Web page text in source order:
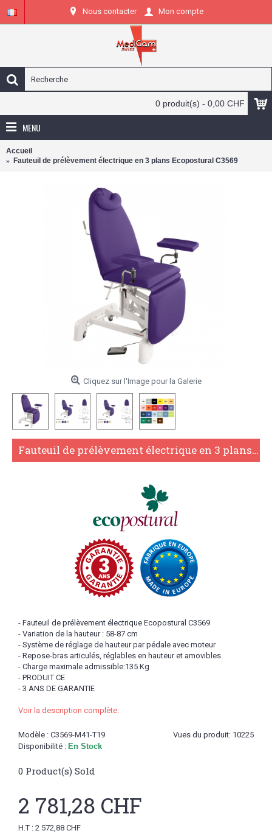
Nous contacter Mon compte
0 produit(s) - 0,00 CHF
MENU
Accueil
Fauteuil de prélèvement électrique en 3 plans Ecopostural C3569
Cliquez sur l'Image pour la Galerie
Fauteuil de prélèvement électrique en 3 plans Ecopostural C3569
- Fauteuil de prélèvement électrique Ecopostural C3569
- Variation de la hauteur : 58-87 cm
- Système de réglage de hauteur par pédale avec moteur
- Repose-bras articulés, réglables en hauteur et amovibles
- Charge maximale admissible:135 Kg
- PRODUIT CE
- 3 ANS DE GARANTIE
Voir la description complète.
Vues du produit: 10225
Modèle : C3569-M41-T19
Disponibilité : En Stock
0 Product(s) Sold
2 781,28 CHF
H.T : 2 572,88 CHF